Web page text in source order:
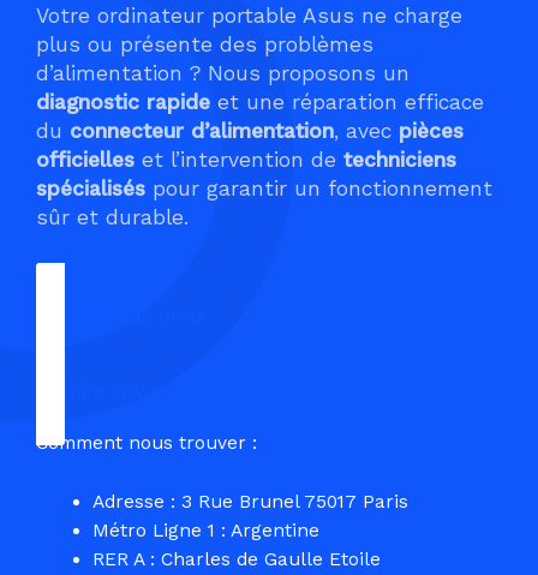
Votre ordinateur portable Asus ne charge
plus ou présente des problèmes
d’alimentation ? Nous proposons un
diagnostic rapide et une réparation efficace
du connecteur d’alimentation, avec pièces
officielles et l’intervention de techniciens
spécialisés pour garantir un fonctionnement
sûr et durable.
Comment nous trouver :
Adresse : 3 Rue Brunel 75017 Paris
Métro Ligne 1 : Argentine
RER A : Charles de Gaulle Etoile